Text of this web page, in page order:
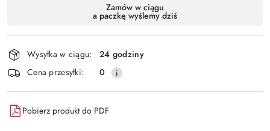
Wyślij
dostawa
Zamów w ciągu
a paczkę wyślemy dziś
Wysyłka w ciągu:
24 godziny
Cena przesyłki:
0
Pobierz produkt do PDF